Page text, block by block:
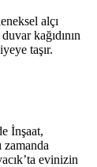
alçı
kağıdının
taşır.
İnşaat,
zamanda
evinizin